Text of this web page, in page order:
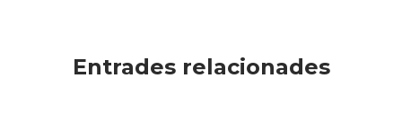
Entrades relacionades